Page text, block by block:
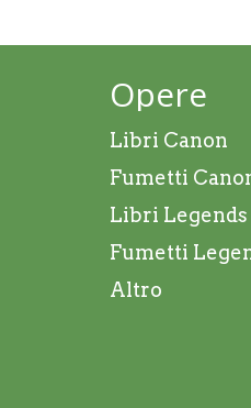
Opere
Libri Canon
Fumetti
Libri Legends
Fumetti
Altro